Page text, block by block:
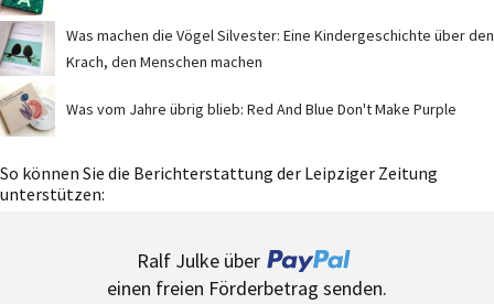
Was machen die Vögel Silvester: Eine Kindergeschichte über den
Krach, den Menschen machen
Was vom Jahre übrig blieb: Red And Blue Don't Make Purple
So können Sie die Berichterstattung der Leipziger Zeitung
unterstützen:
Ralf Julke über
einen freien Förderbetrag senden.